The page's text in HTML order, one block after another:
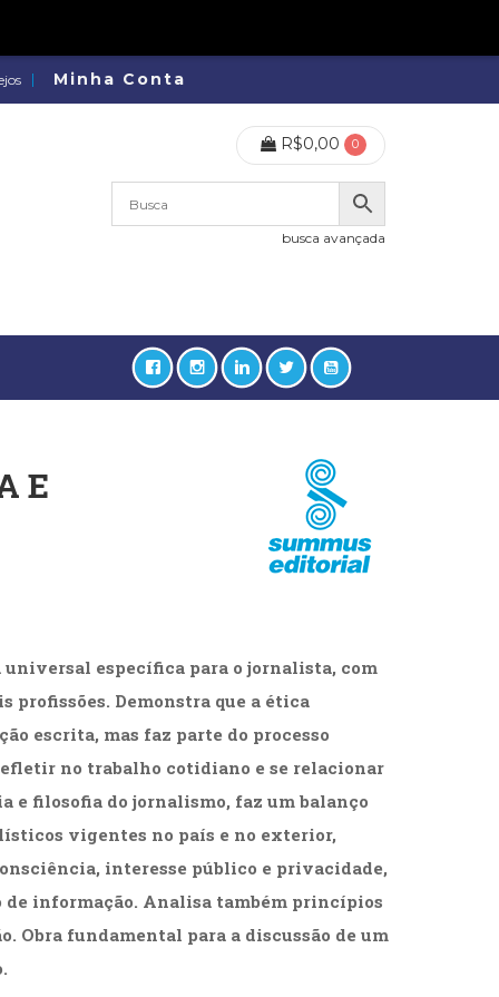
Minha Conta
R$0,00 0
busca avançada
Política, Direitos Humanos (133)
de referência (48)
(8)
(132)
(1)
E
específica para o jornalista, com
profissões. Demonstra que a ética
escrita, mas faz parte do processo
no trabalho cotidiano e se relacionar
e filosofia do jornalismo, faz um balanço
vigentes no país e no exterior,
interesse público e privacidade,
informação. Analisa também princípios
Obra fundamental para a discussão de um